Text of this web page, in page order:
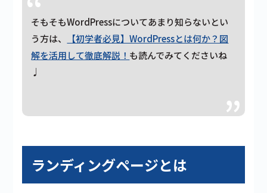
そもそもWordPressについてあまり知らないとい
う方は、
【初学者必見】WordPressとは何か？図
解を活用して徹底解説！ も読んでみてくださいね
♩
ランディングページとは